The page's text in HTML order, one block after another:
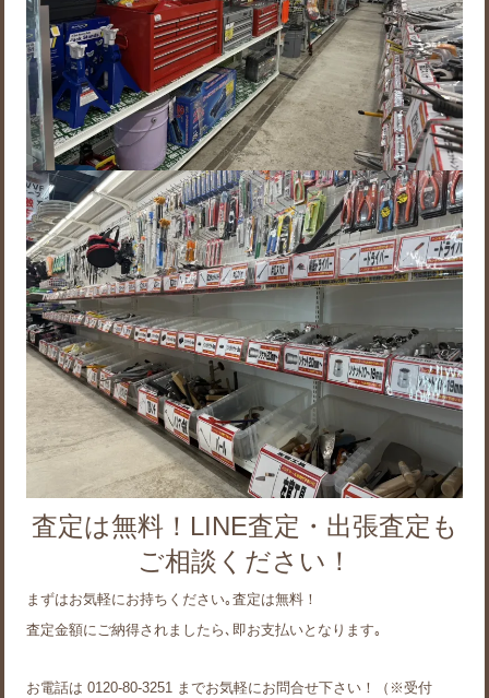
査定は無料！LINE査定・出張査定も
ご相談ください！
まずはお気軽にお持ちください｡査定は無料！
査定金額にご納得されましたら､即お支払いとなります｡
お電話は 0120-80-3251 までお気軽にお問合せ下さい！（※受付